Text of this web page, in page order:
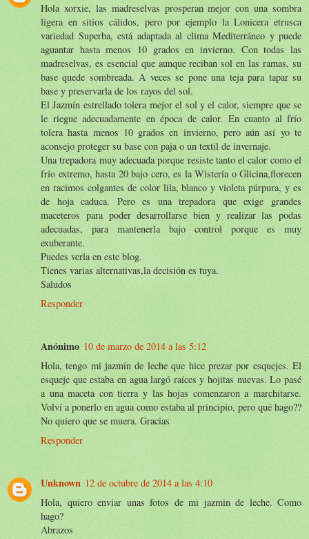
Hola xorxie, las madreselvas prosperan mejor con una sombra
ligera en sitios cálidos, pero por ejemplo la Lonicera etrusca
variedad Superba, está adaptada al clima Mediterráneo y puede
aguantar hasta menos 10 grados en invierno. Con todas las
madreselvas, es esencial que aunque reciban sol en las ramas, su
base quede sombreada. A veces se pone una teja para tapar su
base y preservarla de los rayos del sol.
El Jazmín estrellado tolera mejor el sol y el calor, siempre que se
le riegue adecuadamente en época de calor. En cuanto al frío
tolera hasta menos 10 grados en invierno, pero aún así yo te
aconsejo proteger su base con paja o un textil de invernaje.
Una trepadora muy adecuada porque resiste tanto el calor como el
frío extremo, hasta 20 bajo cero, es la Wisteria o Glicina,florecen
en racimos colgantes de color lila, blanco y violeta púrpura, y es
de hoja caduca. Pero es una trepadora que exige grandes
maceteros para poder desarrollarse bien y realizar las podas
adecuadas, para mantenerla bajo control porque es muy
exuberante.
Puedes verla en este blog.
Tienes varias alternativas,la decisión es tuya.
Saludos
Responder
Anónimo 10 de marzo de 2014 a las 5:12
Hola, tengo mi jazmín de leche que hice prezar por esquejes. El
esqueje que estaba en agua largó raíces y hojitas nuevas. Lo pasé
a una maceta con tierra y las hojas comenzaron a marchitarse.
Volví a ponerlo en agua como estaba al principio, pero qué hago??
No quiero que se muera. Gracias
Responder
Unknown 12 de octubre de 2014 a las 4:10
Hola, quiero enviar unas fotos de mi jazmin de leche. Como
hago?
Abrazos